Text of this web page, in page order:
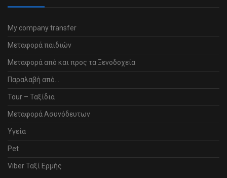
My company transfer
Μεταφορά παιδιών
Μεταφορά από και προς τα Ξενοδοχεία
Παραλαβή από…
Tour – Ταξίδια
Μεταφορά Ασυνόδευτων
Υγεία
Pet
Viber Ταξί Ερμής